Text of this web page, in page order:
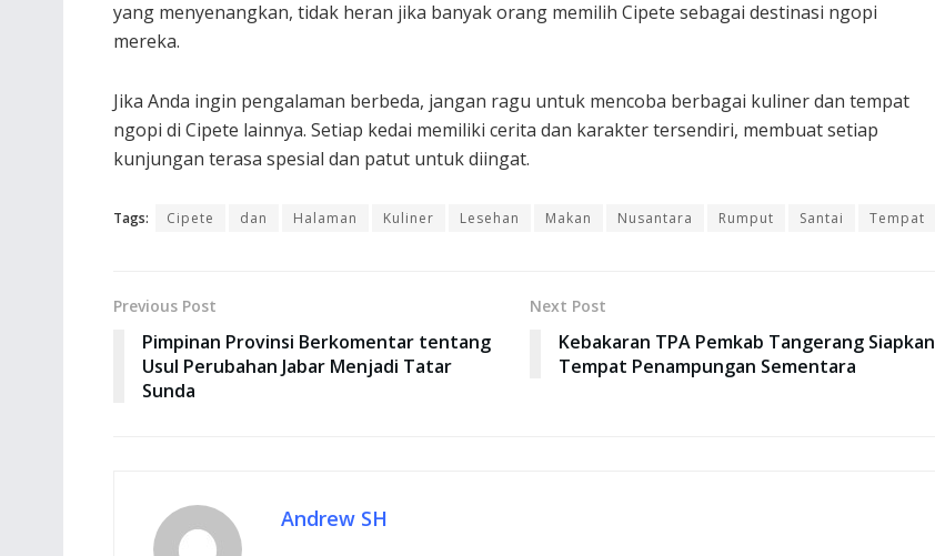
yang menyenangkan, tidak heran jika banyak orang memilih Cipete sebagai destinasi ngopi
mereka.
Jika Anda ingin pengalaman berbeda, jangan ragu untuk mencoba berbagai kuliner dan tempat
ngopi di Cipete lainnya. Setiap kedai memiliki cerita dan karakter tersendiri, membuat setiap
kunjungan terasa spesial dan patut untuk diingat.
Tags: Cipete dan Halaman Kuliner Lesehan Makan Nusantara Rumput Santai Tempat
Previous Post
Pimpinan Provinsi Berkomentar tentang
Usul Perubahan Jabar Menjadi Tatar
Sunda
Next Post
Kebakaran TPA Pemkab Tangerang Siapkan
Tempat Penampungan Sementara
Andrew SH